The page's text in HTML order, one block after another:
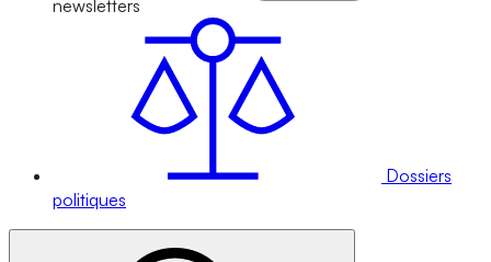
newsletters
Dossiers
politiques